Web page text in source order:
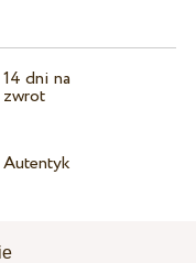
14 dni na
zwrot
Autentyk